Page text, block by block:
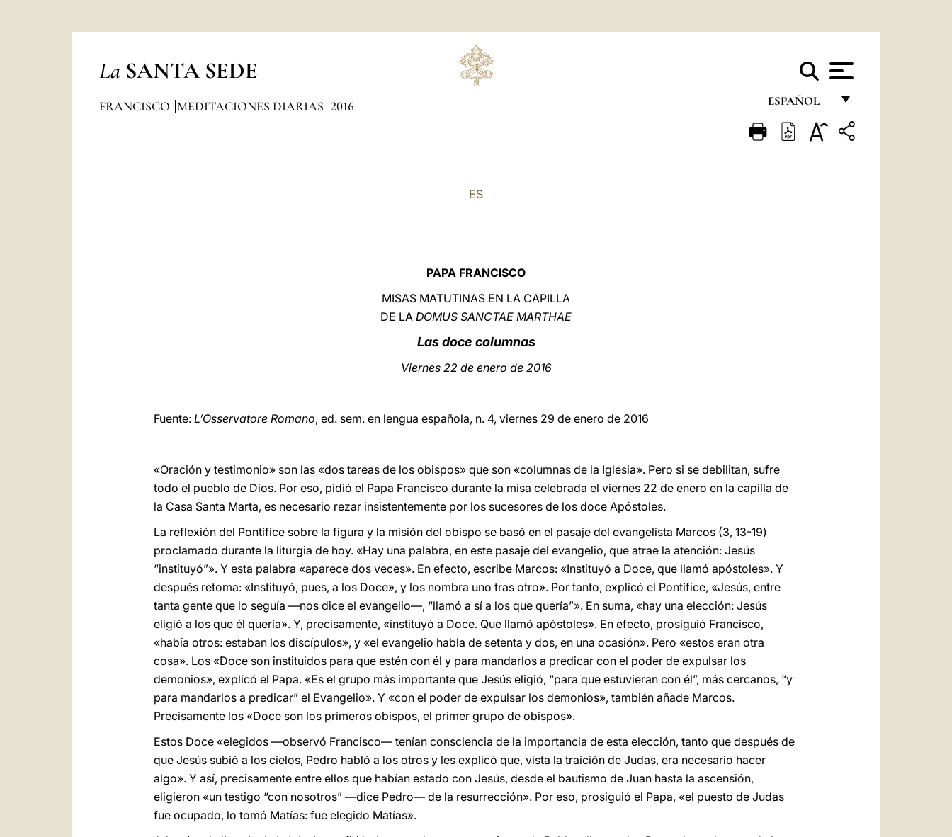
La SANTA SEDE
ESPAÑOL
FRANÇAIS
FRANCISCO MEDITACIONES DIARIAS 2016
ES
PAPA FRANCISCO
MISAS MATUTINAS EN LA CAPILLA
DE LA DOMUS SANCTAE MARTHAE
Las doce columnas
Viernes 22 de enero de 2016
Fuente: L’Osservatore Romano, ed. sem. en lengua española, n. 4, viernes 29 de enero de 2016
«Oración y testimonio» son las «dos tareas de los obispos» que son «columnas de la Iglesia». Pero si se debilitan, sufre
todo el pueblo de Dios. Por eso, pidió el Papa Francisco durante la misa celebrada el viernes 22 de enero en la capilla de
la Casa Santa Marta, es necesario rezar insistentemente por los sucesores de los doce Apóstoles.
La reflexión del Pontífice sobre la figura y la misión del obispo se basó en el pasaje del evangelista Marcos (3, 13-19)
proclamado durante la liturgia de hoy. «Hay una palabra, en este pasaje del evangelio, que atrae la atención: Jesús
“instituyó”». Y esta palabra «aparece dos veces». En efecto, escribe Marcos: «Instituyó a Doce, que llamó apóstoles». Y
después retoma: «Instituyó, pues, a los Doce», y los nombra uno tras otro». Por tanto, explicó el Pontífice, «Jesús, entre
tanta gente que lo seguía —nos dice el evangelio—, “llamó a sí a los que quería”». En suma, «hay una elección: Jesús
eligió a los que él quería». Y, precisamente, «instituyó a Doce. Que llamó apóstoles». En efecto, prosiguió Francisco,
«había otros: estaban los discípulos», y «el evangelio habla de setenta y dos, en una ocasión». Pero «estos eran otra
cosa». Los «Doce son instituidos para que estén con él y para mandarlos a predicar con el poder de expulsar los
demonios», explicó el Papa. «Es el grupo más importante que Jesús eligió, “para que estuvieran con él”, más cercanos, “y
para mandarlos a predicar” el Evangelio». Y «con el poder de expulsar los demonios», también añade Marcos.
Precisamente los «Doce son los primeros obispos, el primer grupo de obispos».
Estos Doce «elegidos —observó Francisco— tenían consciencia de la importancia de esta elección, tanto que después de
que Jesús subió a los cielos, Pedro habló a los otros y les explicó que, vista la traición de Judas, era necesario hacer
algo». Y así, precisamente entre ellos que habían estado con Jesús, desde el bautismo de Juan hasta la ascensión,
eligieron «un testigo “con nosotros” —dice Pedro— de la resurrección». Por eso, prosiguió el Papa, «el puesto de Judas
fue ocupado, lo tomó Matías: fue elegido Matías».